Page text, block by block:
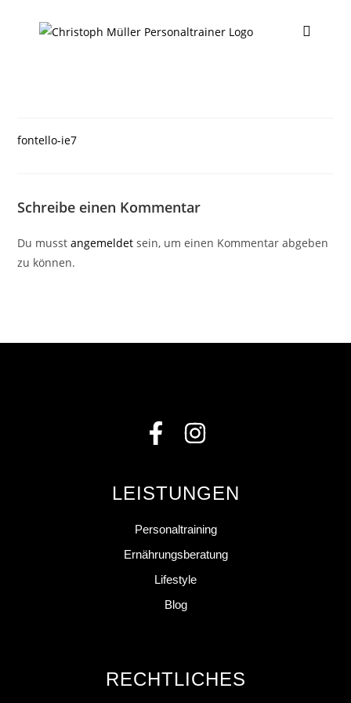
fontello-ie7
Schreibe einen Kommentar
Du musstangemeldet sein, um einen Kommentar abgeben
zu können.
LEISTUNGEN
Personaltraining
Ernährungsberatung
Lifestyle
Blog
RECHTLICHES